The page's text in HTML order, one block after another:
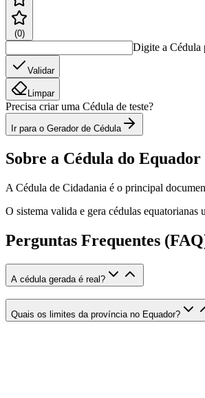
(0)
Digite a Cédula
Validar
Limpar
Precisa criar uma Cédula de teste?
Ir para o Gerador de Cédula
Sobre a Cédula do Equador
A Cédula de Cidadania é o principal
O sistema valida e gera cédulas
Perguntas Frequentes
A cédula gerada é real?
Quais os limites da província no Equador?